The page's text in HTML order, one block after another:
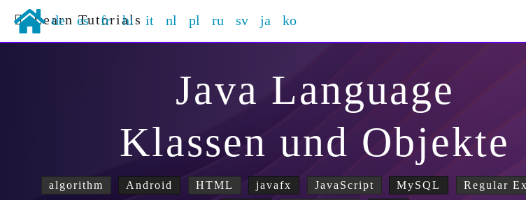
Learn Tutorials
de es fr hi it nl pl ru sv ja ko
Java Language
Klassen und Objekte
algorithm Android HTML javafx JavaScript MySQL
Regular